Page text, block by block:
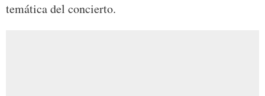
temática del concierto.